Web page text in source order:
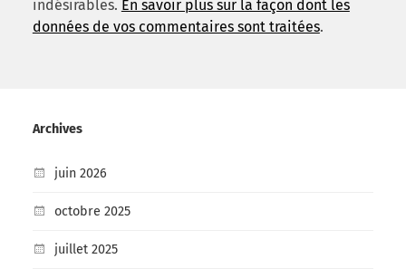
indésirables. En savoir plus sur la façon dont les
données de vos commentaires sont traitées.
Archives
juin 2026
octobre 2025
juillet 2025